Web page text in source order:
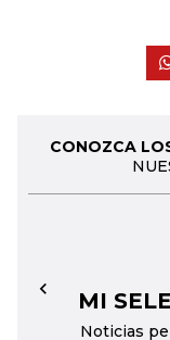
CONOZCA
MI
Noticias
←